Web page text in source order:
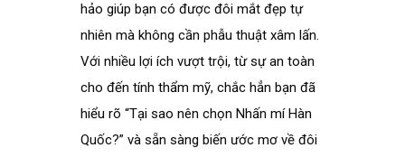
hảo giúp bạn có được đôi mắt đẹp tự
nhiên mà không cần phẫu thuật xâm lấn.
Với nhiều lợi ích vượt trội, từ sự an toàn
cho đến tính thẩm mỹ, chắc hẳn bạn đã
hiểu rõ “Tại sao nên chọn Nhấn mí Hàn
Quốc?” và sẵn sàng biến ước mơ về đôi